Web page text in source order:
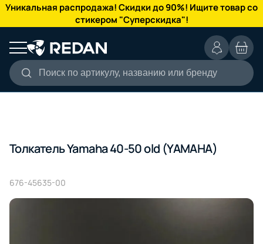
Уникальная распродажа! Скидки до 90%! Ищите товар со
стикером "Суперскидка"!
Поиск по артикулу, названию или бренду
КАТАЛОГ
Толкатель Yamaha 40-50 old (YAMAHA)
676-45635-00